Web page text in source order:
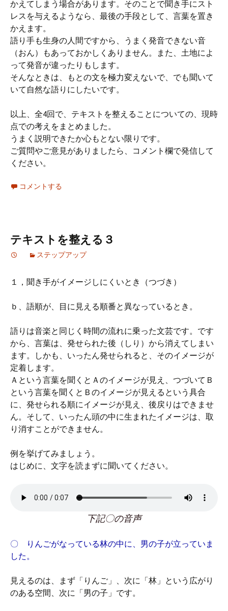
かえてしまう場合があります。そのことで聞き手にスト
レスを与えるようなら、最後の手段として、言葉を置き
かえます。
語り手も生身の人間ですから、うまく発音できない音
（おん）もあっておかしくありません。また、土地によ
って発音が違ったりもします。
そんなときは、もとの文を極力変えないで、でも聞いて
いて自然な語りにしたいです。
以上、全4回で、テキストを整えることについての、現時
点での考えをまとめました。
うまく説明できたか心もとない限りです。
ご質問やご意見がありましたら、コメント欄で発信して
ください。
コメントする
テキストを整える３
ステップアップ
１，聞き手がイメージしにくいとき（つづき）
ｂ、語順が、目に見える順番と異なっているとき。
語りは音楽と同じく時間の流れに乗った文芸です。です
から、言葉は、発せられた後（しり）から消えてしまい
ます。しかも、いったん発せられると、そのイメージが
定着します。
Ａという言葉を聞くとＡのイメージが見え、つづいてＢ
という言葉を聞くとＢのイメージが見えるという具合
に、発せられる順にイメージが見え、後戻りはできませ
ん。そして、いったん頭の中に生まれたイメージは、取
り消すことができません。
例を挙げてみましょう。
はじめに、文字を読まずに聞いてください。
下記〇の音声
〇 りんごがなっている林の中に、男の子が立っていま
した。
見えるのは、まず「りんご」、次に「林」という広がり
のある空間、次に「男の子」です。